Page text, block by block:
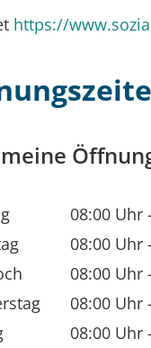
https://
08:00 Uhr -
08:00 Uhr -
08:00 Uhr -
08:00 Uhr -
08:00 Uhr -